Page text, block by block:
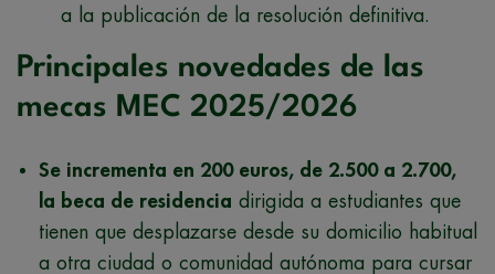
a la publicación de la resolución definitiva.
Principales novedades de las
mecas MEC 2025/2026
Se incrementa en 200 euros, de 2.500 a 2.700,
la beca de residencia dirigida a estudiantes que
tienen que desplazarse desde su domicilio habitual
a otra ciudad o comunidad autónoma para cursar